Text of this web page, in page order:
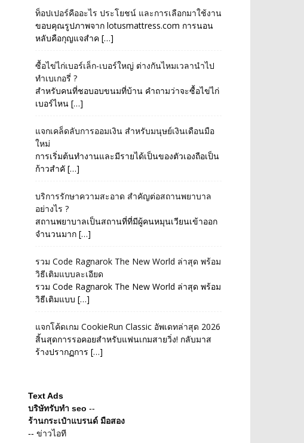
ท็อปเปอร์คืออะไร ประโยชน์ และการเลือกมาใช้งาน
ขอบคุณรูปภาพจาก lotusmattress.com การนอน
หลับคือกุญแจสำค […]
ซื้อไข่ไก่เบอร์เล็ก-เบอร์ใหญ่ ต่างกันไหมเวลานำไป
ทำเบเกอรี่ ?
สำหรับคนที่ชอบอบขนมที่บ้าน คำถามว่าจะซื้อไข่ไก่
เบอร์ไหน […]
แจกเคล็ดลับการออมเงิน สำหรับมนุษย์เงินเดือนมือ
ใหม่
การเริ่มต้นทำงานและมีรายได้เป็นของตัวเองถือเป็น
ก้าวสำคั […]
บริการรักษาความสะอาด สำคัญต่อสถานพยาบาล
อย่างไร ?
สถานพยาบาลเป็นสถานที่ที่มีผู้คนหมุนเวียนเข้าออก
จำนวนมาก […]
รวม Code Ragnarok The New World ล่าสุด พร้อม
วิธีเติมแบบละเอียด
รวม Code Ragnarok The New World ล่าสุด พร้อม
วิธีเติมแบบ […]
แจกโค้ดเกม CookieRun Classic อัพเดทล่าสุด 2026
สิ้นสุดการรอคอยสำหรับแฟนเกมสายวิ่ง! กลับมาส
ร้างปรากฏการ […]
Text Ads
บริษัทรับทำ seo --
ร้านกระเป๋าแบรนด์ มือสอง
-- ข่าวไอที